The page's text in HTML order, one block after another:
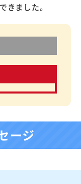
きました。
ージ